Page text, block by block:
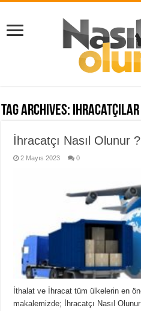
Tag Archives:
İhracatçı Nasıl Olunur ?
2 Mayıs 2023 0
İthalat ve İhracat tüm ülkelerin en
makalemizde; İhracatçı Nasıl